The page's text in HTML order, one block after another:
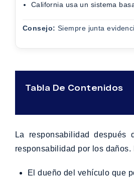
California usa un sistema
Consejo: Siempre junta
Tabla De Contenidos
La responsabilidad
responsabilidad por los
El dueño del vehículo